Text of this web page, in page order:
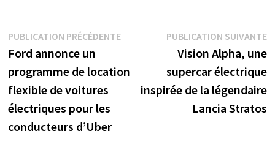
Navigation
de
l’article
PUBLICATION PRÉCÉDENTEPublication
Ford annonce un
programme de location
flexible de voitures
électriques pour les
conducteurs d’Uber
PUBLICATION SUIVANTE
Vision Alpha, une
supercar électrique
inspirée de la légendaire
Lancia Stratos